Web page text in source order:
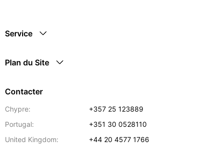
Service
Plan du Site
Contacter
Chypre:
+357 25 123889
Portugal:
+351 30 0528110
United Kingdom:
+44 20 4577 1766